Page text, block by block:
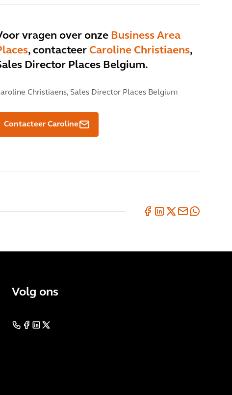
vragen over onze Business Area
, contacteer Caroline Christiaens,
Director Places Belgium.
Christiaens, Sales Director Places Belgium
Contacteer Caroline
Volg ons